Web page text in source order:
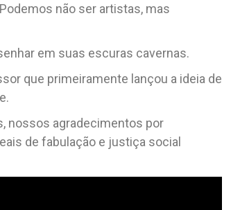
não ser artistas, mas
em suas escuras cavernas.
que primeiramente lançou a ideia de
nossos agradecimentos por
de fabulação e justiça social